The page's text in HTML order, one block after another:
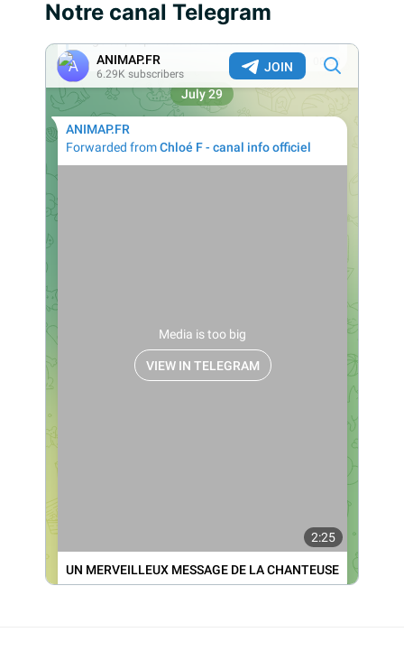
Notre canal Telegram